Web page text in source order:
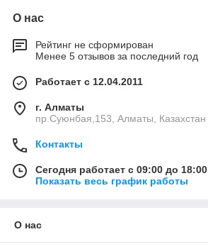
О нас
Рейтинг не сформирован
Менее 5 отзывов за последний год
Работает с 12.04.2011
г. Алматы
пр.Суюнбая,153, Алматы, Казахстан
Контакты
Сегодня работает с 09:00 до 18:00
Показать весь график работы
О нас